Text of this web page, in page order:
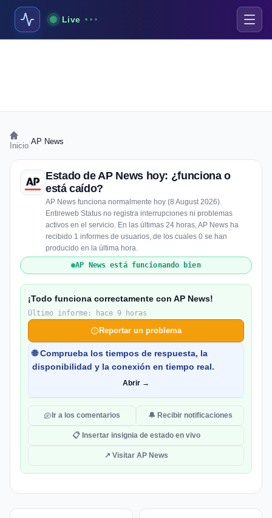
Live
Inicio AP News
Estado de AP News hoy: ¿funciona o
está caído?
AP News funciona normalmente hoy (8 August 2026).
Entireweb Status no registra interrupciones ni problemas
activos en el servicio. En las últimas 24 horas, AP News ha
recibido 1 informes de usuarios, de los cuales 0 se han
producido en la última hora.
AP News está funcionando bien
¡Todo funciona correctamente con AP News!
Último informe: hace 9 horas
Reportar un problema
🌐 Comprueba los tiempos de respuesta, la
disponibilidad y la conexión en tiempo real.
Abrir →
Ir a los comentarios 🔔 Recibir notificaciones
📋 Insertar insignia de estado en vivo
↗ Visitar AP News